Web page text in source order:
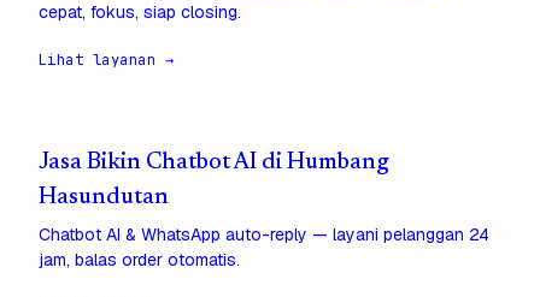
cepat, fokus, siap closing.
Lihat layanan →
Jasa Bikin Chatbot AI di Humbang
Hasundutan
Chatbot AI & WhatsApp auto-reply — layani pelanggan 24
jam, balas order otomatis.